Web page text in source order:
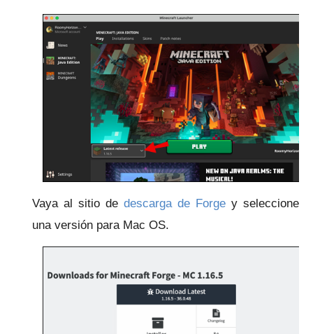
Vaya al sitio de descarga de Forge y seleccione
una versión para Mac OS.